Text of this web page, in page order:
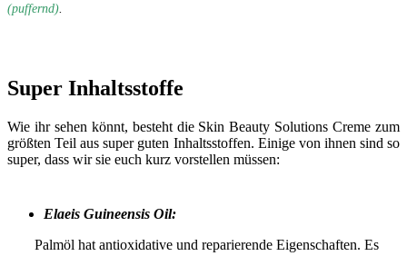
(puffernd)
Super Inhaltsstoffe
Wie ihr sehen könnt, besteht die Skin Beauty Solutions Creme zum
größten Teil aus super guten Inhaltsstoffen. Einige von ihnen sind so
super, dass wir sie euch kurz vorstellen müssen:
Elaeis Guineensis Oil:
Palmöl hat antioxidative und reparierende Eigenschaften. Es